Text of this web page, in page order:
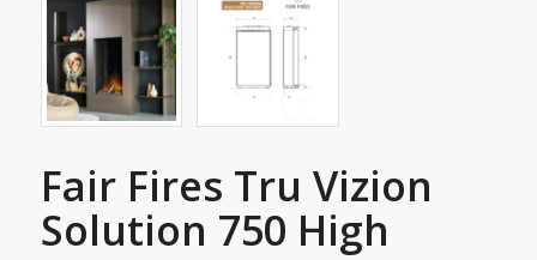
Fair Fires Tru Vizion
Solution 750 High